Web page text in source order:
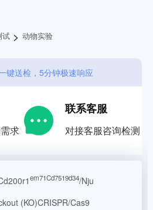
试> 动物实验
键送检，5分钟极速响应
求
联系客服
对接客服咨询检测
em71Cd7519d34/Nju
(KO)CRISPR/Cas9